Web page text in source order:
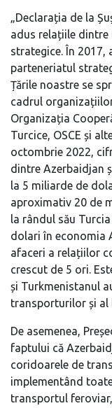
„Declarația de la
adus relațiile dintre
strategice. În 2017,
parteneriatul
Țările noastre se
cadrul
Organizația
Turcice, OSCE și
octombrie 2022,
dintre Azerbaidjan
la 5 miliarde de
aproximativ 20 de
la rândul său
dolari în economia
afaceri a relațiilor
crescut de 5 ori.
și Turkmenistanul
transporturilor și al
De asemenea,
faptului că
coridoarele de
implementând
transportul